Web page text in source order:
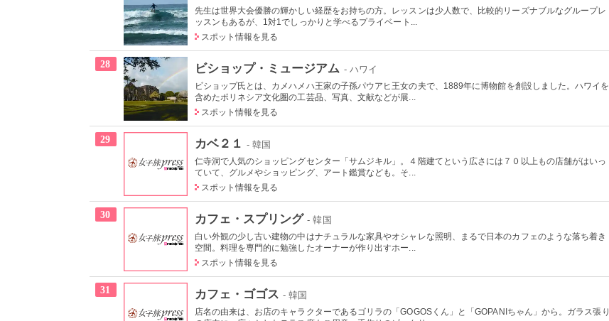
先生は世界大会優勝の輝かしい経歴をお持ちの方。レッスンは少人数で、比較的リーズナブルなグループレ
ッスンもあるが、1対1でしっかりと学べるプライベート...
スポット情報を見る
28 ビショップ・ミュージアム - ハワイ
ビショップ氏とは、カメハメハ王家の子孫パウアヒ王女の夫で、1889年に博物館を創設しました。ハワイを
含めたポリネシア文化圏の工芸品、写真、文献などが展...
スポット情報を見る
29 カベ２１ - 韓国
仁寺洞で人気のショッピングセンター「サムジキル」。４階建てという広さには７０以上もの店舗がはいっ
ていて、グルメやショッピング、アート鑑賞なども。そ...
スポット情報を見る
30 カフェ・スプリング - 韓国
白い外観の少し古い建物の中はナチュラルな家具やオシャレな照明、まるで日本のカフェのような落ち着き
空間。料理を専門的に勉強したオーナーが作り出すホー...
スポット情報を見る
31 カフェ・ゴゴス - 韓国
店名の由来は、お店のキャラクターであるゴリラの「GOGOSくん」と「GOPANIちゃん」から。ガラス張り